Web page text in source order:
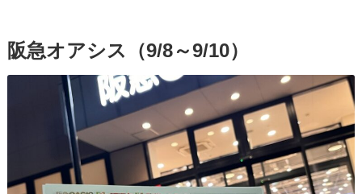
阪急オアシス（9/8～9/10）